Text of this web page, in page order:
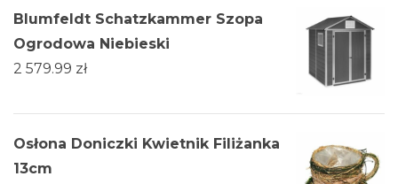
Blumfeldt Schatzkammer Szopa
Ogrodowa Niebieski
2 579.99 zł
Osłona Doniczki Kwietnik Filiżanka
13cm